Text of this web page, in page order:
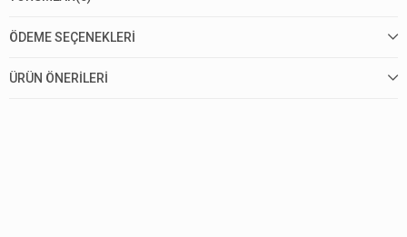
ÖDEME SEÇENEKLERI
ÜRÜN ÖNERILERI